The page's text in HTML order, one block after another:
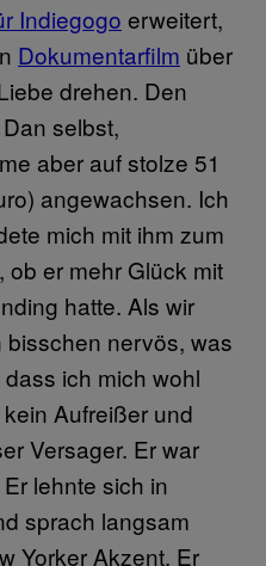
Indiegogo erweitert,
Dokumentarfilm über
drehen. Den
selbst,
aber auf stolze 51
angewachsen. Ich
mich mit ihm zum
ob er mehr Glück mit
hatte. Als wir
bisschen nervös, was
ich mich wohl
Aufreißer und
Versager. Er war
lehnte sich in
sprach langsam
Yorker Akzent. Er